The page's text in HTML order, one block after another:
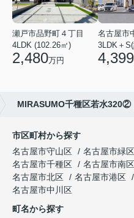
瀬戸市品野町４丁目
4LDK (102.26㎡)
2,480万円 4,399
MIRASUMO千種区若水320②
市区町村から探す
名古屋市守山区
名古屋市緑区
名古屋市千種区
名古屋市南区
名古屋市北区
名古屋市港区
名古屋市中川区
町名から探す